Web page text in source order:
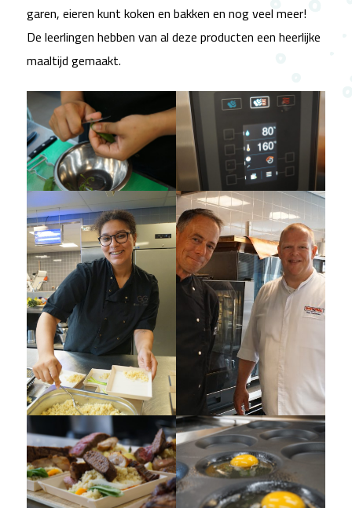
garen, eieren kunt koken en bakken en nog veel meer!
De leerlingen hebben van al deze producten een heerlijke
maaltijd gemaakt.